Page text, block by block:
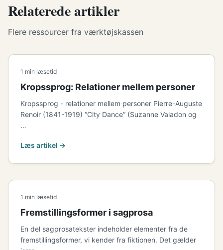
Relaterede artikler
Flere ressourcer fra værktøjskassen
1 min læsetid
Kropssprog: Relationer mellem personer
Kropssprog - relationer mellem personer Pierre-Auguste
Renoir (1841-1919) “City Dance” (Suzanne Valadon og
…
Læs artikel →
1 min læsetid
Fremstillingsformer i sagprosa
En del sagprosatekster indeholder elementer fra de
fremstillingsformer, vi kender fra fiktionen. Det gælder